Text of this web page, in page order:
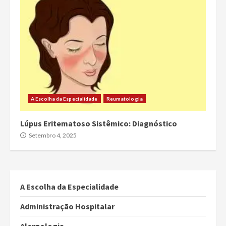
A Escolha da Especialidade Reumatologia
Lúpus Eritematoso Sistêmico: Diagnóstico
Setembro 4, 2025
A Escolha da Especialidade
Administração Hospitalar